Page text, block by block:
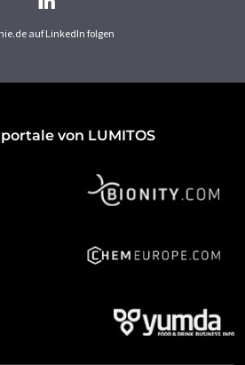
auf LinkedIn folgen
von LUMITOS